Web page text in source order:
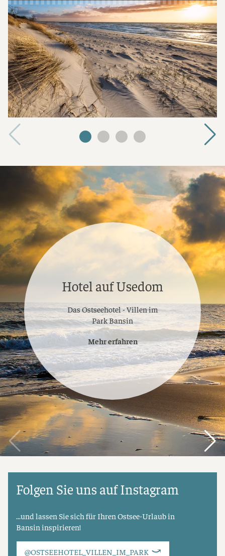
Hotel auf Usedom
Das Ostseehotel - Villen im
Park Bansin
Mehr erfahren
Folgen Sie uns auf Instagram
...und lassen Sie sich für Ihren Ostsee-Urlaub in
Bansin inspirieren!
@OSTSEEHOTEL_VILLEN_IM_PARK